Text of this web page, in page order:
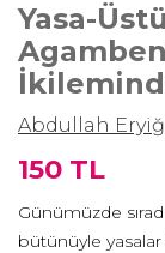
Yasa-
Abdullah
150 TL
Günümüzde
bütünüyle yasalar